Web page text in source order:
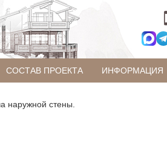
СОСТАВ ПРОЕКТА ИНФОРМАЦИЯ
наружной стены.